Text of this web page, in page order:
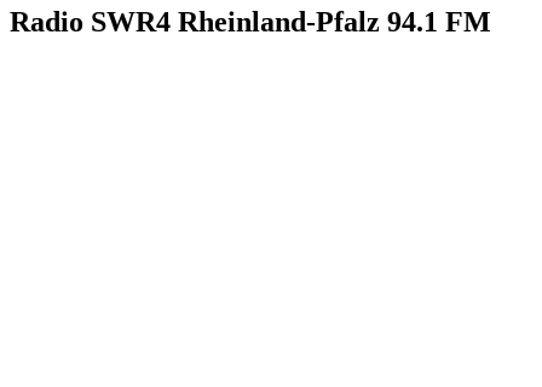
Radio SWR4 Rheinland-Pfalz 94.1 FM